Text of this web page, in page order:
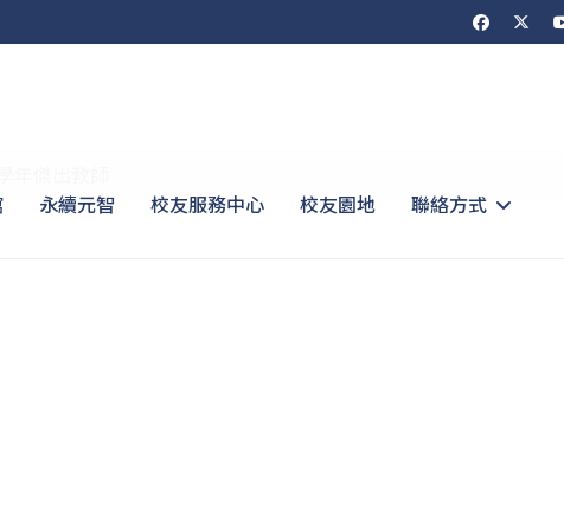
永續元智 校友服務中心 校友園地 聯絡方式